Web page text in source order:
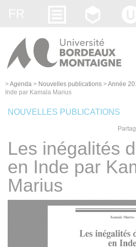
>Agenda > Nouvelles publications >Année
Inde par Kamala Marius
NOUVELLES PUBLICATIONS
Les inégalités
en Inde par
Marius